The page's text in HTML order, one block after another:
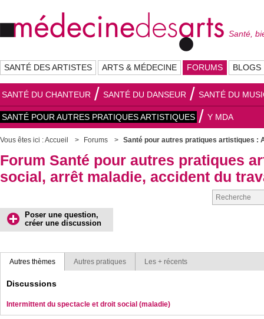
Santé,
SANTÉ DES ARTISTES ARTS & MÉDECINE FORUMS BLOGS
SANTÉ DU CHANTEUR SANTÉ DU DANSEUR SANTÉ DU
SANTÉ POUR AUTRES PRATIQUES ARTISTIQUES Y MDA
Vous êtes ici :Accueil Forums Santé pour autres pratiques artistiques :
Forum Santé pour autres pratiques
social, arrêt maladie, accident du
Poser une question,
créer une discussion
Autres thèmes Autres pratiques Les + récents
Discussions
Intermittent du spectacle et droit social (maladie)